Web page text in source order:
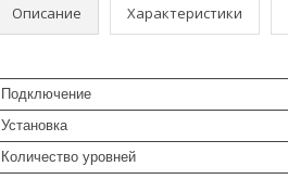
Описание Характеристики
Подключение
Установка
Количество уровней